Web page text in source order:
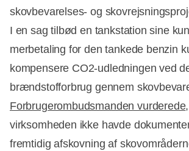
skovbevarelses- og
I en sag tilbød en tankstation sine
merbetaling for den tankede benzin
kompensere CO2-udledningen ved
brændstofforbrug gennem
Forbrugerombudsmanden vurderede
virksomheden ikke havde
fremtidig afskovning af